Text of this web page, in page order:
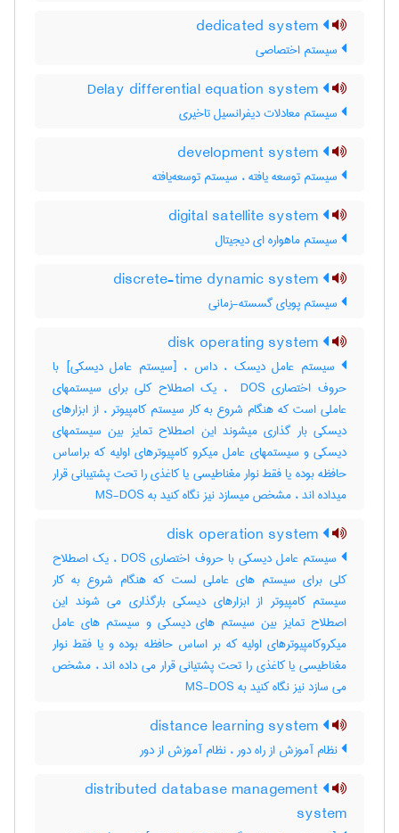
سیستم اختصاصی
سیستم معادلات دیفرانسیل تاخیری
سیستم توسعه یافته ، سیستم توسعه‌یافته
سیستم ماهواره ای دیجیتال
سیستم پویای گسسته-زمانی
سیستم عامل دیسک ، داس ، [سیستم عامل دیسکی] با
حروف اختصاری ‎ DOS ، یک اصطلاح کلی برای سیستمهای
عاملی است که هنگام شروع به کار سیستم کامپیوتر ، از ابزارهای
دیسکی بار گذاری میشوند این اصطلاح تمایز بین سیستمهای
دیسکی و سیستمهای عامل میکرو کامپیوترهای اولیه که براساس
حافظه بوده یا فقط نوار مغناطیسی یا کاغذی را تحت پشتیبانی قرار
میداده اند ، مشخص میسازد نیز نگاه کنید به ‎ MS-DOS
سیستم عامل دیسکی با حروف اختصاری DOS ، یک اصطلاح
کلی برای سیستم های عاملی لست که هنگام شروع به کار
سیستم کامپیوتر از ابزارهای دیسکی بارگذاری می شوند این
اصطلاح تمایز بین سیستم های دیسکی و سیستم های عامل
میکروکامپیوترهای اولیه که بر اساس حافظه بوده و یا فقط نوار
مغناطیسی یا کاغذی را تحت پشتیانی قرار می داده اند ، مشخص
می سازد نیز نگاه کنید به MS-DOS
نظام آموزش از راه دور ، نظام آموزش از دور
distributed database management
system